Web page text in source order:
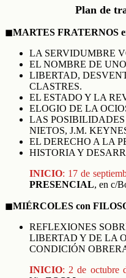
Plan de
◼︎MARTES FRATERNOS
LA SERVIDUMBRE
EL NOMBRE DE
LIBERTAD,
CLASTRES.
EL ESTADO Y LA
ELOGIO DE LA
LAS
NIETOS, J.M.
EL DERECHO A LA
HISTORIA Y
INICIO: 17 de
PRESENCIAL, en c/
◼︎MIÉRCOLES con
REFLEXIONES
LIBERTAD Y DE LA
CONDICIÓN
INICIO: 2 de octubre